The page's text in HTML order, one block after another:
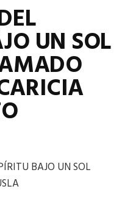
UN SOL
BAJO UN SOL